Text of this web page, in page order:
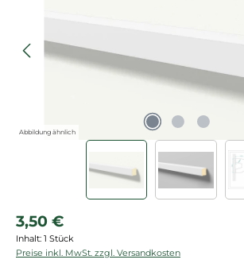
Abbildung ähnlich
Regulärer Preis:
3,50 €
Inhalt: 1 Stück
Preise inkl. MwSt. zzgl. Versandkosten